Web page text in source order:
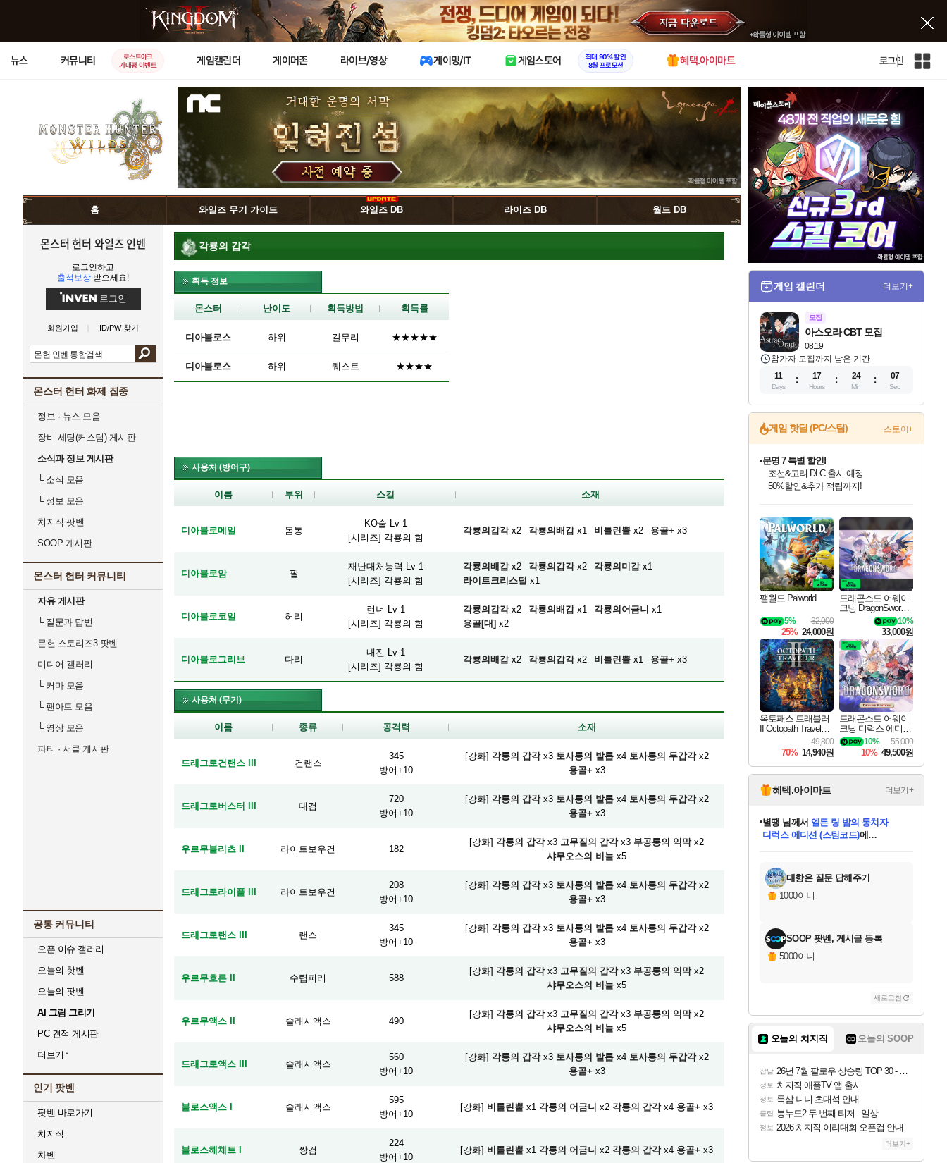
X
뉴스 커뮤니티
로스트아크
기대평 이벤트
게임캘린더 게이머존 라이브/영상 게이밍/IT 게임스토어
최대 90% 할인
8월 프로모션
혜택.아이마트 로그인
인
홈 와일즈 무기 가이드 와일즈 DB 라이즈 DB 월드 DB
몬스터 헌터 와일즈 인벤
로그인하고
출석보상 받으세요!
로그인
회원가입 ID/PW 찾기
몬스터 헌터 화제 집중
정보 · 뉴스 모음
장비 세팅(커스텀) 게시판
소식과 정보 게시판
└소식 모음
└정보 모음
치지직 팟벤
SOOP 게시판
몬스터 헌터 커뮤니티
자유 게시판
└질문과 답변
몬헌 스토리즈3 팟벤
미디어 갤러리
└커마 모음
└팬아트 모음
└영상 모음
파티 · 서클 게시판
공통 커뮤니티
오픈 이슈 갤러리
오늘의 핫벤
오늘의 팟벤
AI 그림 그리기
PC 견적 게시판
더보기
인기 팟벤
팟벤 바로가기
치지직
차벤
각룡의 갑각
획득 정보
몬스터 난이도 획득방법 획득률
디아블로스 하위 갈무리 ★★★★★
디아블로스 하위 퀘스트 ★★★★
사용처 (방어구)
이름 부위 스킬 소재
디아블로메일 몸통
KO술 Lv 1
[시리즈] 각룡의 힘
각룡의갑각x2 각룡의배갑x1 비틀린뿔 x2 용골+ x3
디아블로암 팔
재난대처능력 Lv 1
[시리즈] 각룡의 힘
각룡의배갑x2 각룡의갑각x2 각룡의미갑x1
라이트크리스털 x1
디아블로코일 허리
런너 Lv 1
[시리즈] 각룡의 힘
각룡의갑각x2 각룡의배갑x1 각룡의어금니 x1
용골[대] x2
디아블로그리브 다리
내진 Lv 1
[시리즈] 각룡의 힘
각룡의배갑x2 각룡의갑각x2 비틀린뿔 x1 용골+ x3
사용처 (무기)
이름 종류 공격력 소재
드래그로건랜스 III 건랜스
345
방어+10
[강화] 각룡의 갑각x3 토사룡의 발톱x4 토사룡의 두갑각x2
용골+ x3
드래그로버스터 III 대검
720
방어+10
[강화] 각룡의 갑각x3 토사룡의 발톱x4 토사룡의 두갑각x2
용골+ x3
우르무블리츠 II 라이트보우건 182
[강화] 각룡의 갑각x3 고무질의 갑각x3 부공룡의 익막x2
샤무오스의 비늘 x5
드래그로라이플 III 라이트보우건
208
방어+10
[강화] 각룡의 갑각x3 토사룡의 발톱x4 토사룡의 두갑각x2
용골+ x3
드래그로랜스 III 랜스
345
방어+10
[강화] 각룡의 갑각x3 토사룡의 발톱x4 토사룡의 두갑각x2
용골+ x3
우르무호른 II 수렵피리 588
[강화] 각룡의 갑각x3 고무질의 갑각x3 부공룡의 익막x2
샤무오스의 비늘 x5
우르무액스 II 슬래시액스 490
[강화] 각룡의 갑각x3 고무질의 갑각x3 부공룡의 익막x2
샤무오스의 비늘 x5
드래그로액스 III 슬래시액스
560
방어+10
[강화] 각룡의 갑각x3 토사룡의 발톱x4 토사룡의 두갑각x2
용골+ x3
블로스액스 I 슬래시액스
595
방어+10
[강화] 비틀린뿔 x1 각룡의 어금니 x2 각룡의 갑각x4 용골+ x3
블로스해체트 I 쌍검
224
방어+10
[강화] 비틀린뿔 x1 각룡의 어금니 x2 각룡의 갑각x4 용골+ x3
게임 캘린더 더보기+
모집
08.19
아스오라 CBT 모집
참가자 모집까지 남은 기간
11
Days
17
Hours
24
Min
06
Sec
게임 핫딜 (PC/스팀) 스토어+
최대 90% 할인가를 만나보세요!
네이버혜택과 함께 만나보세요!
문명 7 특별 할인!
조선&고려 DLC 출시 예정
50%할인&추가 적립까지!
네이버 포인트 혜택까지!
이니&베니 혜택까지!
네이버 혜택가와 함께 예약하세요!
할인&네이버혜택으로 만나보세요!
네이버페이 혜택과 만나보세요!
40주년 프로모션으로 만나보세요!
할인가에 만나보세요!
일부 에디션 상시 할인!
혜택으로 예약 판매 중
편안하게 충전하세요
팰월드 Palworld
32,000
5%
25% 24,000원
드래곤소드 어웨이
크닝 DragonSword A
10%
33,000원
옥토패스 트래블러
II Octopath Traveler I
49,800
70% 14,940원
드래곤소드 어웨이
크닝 디럭스 에디션
DragonSword Awake
ning Deluxe Edition
55,000
10%
10% 49,500원
혜택.아이마트 더보기+
교환.
별땡 님께서 엘든 링 밤의 통치자
디럭스 에디션 (스팀코드)에
당첨되셨습니다.
당첨되셨습니다.
당첨되셨습니다.
당첨되셨습니다.
당첨되셨습니다.
당첨되셨습니다.
에디션 (스팀코드)를 교환.
당첨되셨습니다.
대항온 질문 답해주기
1000이니
SOOP 팟벤, 게시글 등록
5000이니
새로고침
오늘의 치지직 오늘의 SOOP
잡담 26년 7월 팔로우 상승량 TOP 30 - 월간 치지직
정보 치지직 애플TV 앱 출시
정보 룩삼 니니 초대석 안내
클립 봉누도2 두 번째 티저 - 일상
정보 2026 치지직 이리대회 오픈컵 안내
더보기+